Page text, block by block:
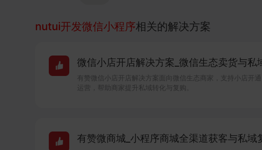
nutui开发微信小程序相关的解决方案
微信小店开店解决方案_微信生态卖货与私
有赞微信小店开店解决方案面向微信生态商家，支持小店开
运营，帮助商家提升私域转化与复购。
有赞微商城_小程序商城全渠道获客与私